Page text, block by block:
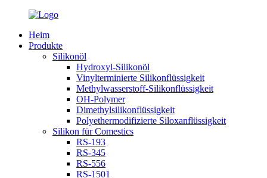
Heim
Produkte
Silikonöl
Hydroxyl-Silikonöl
Vinylterminierte Silikonflüssigkeit
Methylwasserstoff-Silikonflüssigkeit
OH-Polymer
Dimethylsilikonflüssigkeit
Polyethermodifizierte Siloxanflüssigkeit
Silikon für Comestics
RS-193
RS-345
RS-556
RS-1501